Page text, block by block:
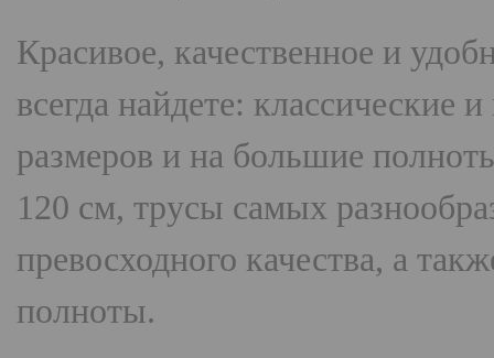
Красивое, качественное и
всегда найдете:
размеров и на большие
120 см, трусы самых
превосходного качества, а
полноты.